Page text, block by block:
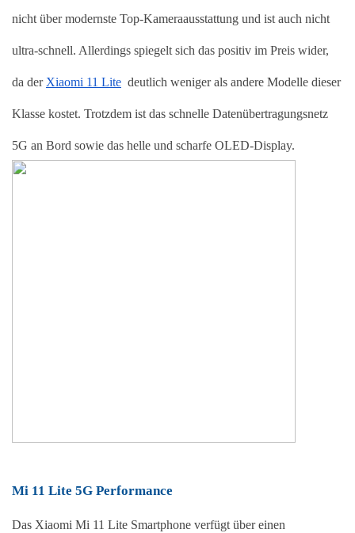
nicht über modernste Top-Kameraausstattung und ist auch nicht
ultra-schnell. Allerdings spiegelt sich das positiv im Preis wider,
da der Xiaomi 11 Lite deutlich weniger als andere Modelle dieser
Klasse kostet. Trotzdem ist das schnelle Datenübertragungsnetz
5G an Bord sowie das helle und scharfe OLED-Display.
Mi 11 Lite 5G Performance
Das Xiaomi Mi 11 Lite Smartphone verfügt über einen